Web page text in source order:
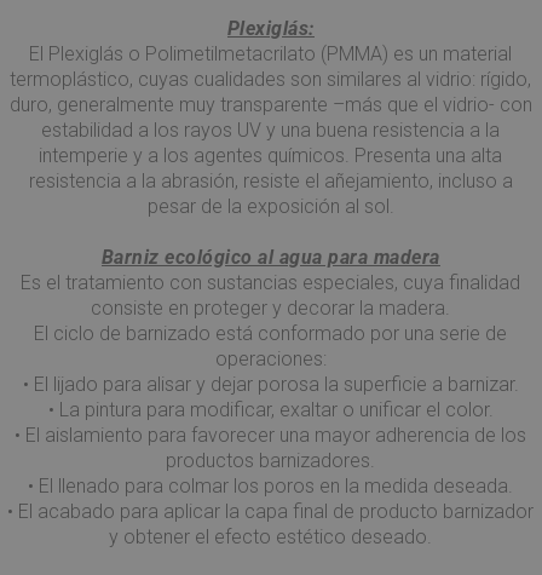
Plexiglás:
El Plexiglás o Polimetilmetacrilato (PMMA) es un material
termoplástico, cuyas cualidades son similares al vidrio: rígido,
duro, generalmente muy transparente –más que el vidrio- con
estabilidad a los rayos UV y una buena resistencia a la
intemperie y a los agentes químicos. Presenta una alta
resistencia a la abrasión, resiste el añejamiento, incluso a
pesar de la exposición al sol.
Barniz ecológico al agua para madera
Es el tratamiento con sustancias especiales, cuya finalidad
consiste en proteger y decorar la madera.
El ciclo de barnizado está conformado por una serie de
operaciones:
• El lijado para alisar y dejar porosa la superficie a barnizar.
• La pintura para modificar, exaltar o unificar el color.
• El aislamiento para favorecer una mayor adherencia de los
productos barnizadores.
• El llenado para colmar los poros en la medida deseada.
• El acabado para aplicar la capa final de producto barnizador
y obtener el efecto estético deseado.